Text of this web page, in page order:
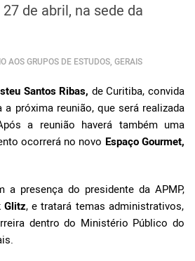
de abril, na sede da
AOS GRUPOS DE ESTUDOS, GERAIS
Santos Ribas, de Curitiba, convida
próxima reunião, que será realizada
a reunião haverá também uma
ocorrerá no novo Espaço Gourmet,
a presença do presidente da APMP,
Glitz, e tratará temas administrativos,
dentro do Ministério Público do